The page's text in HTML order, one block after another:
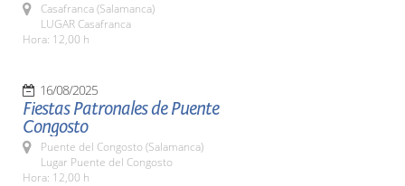
Casafranca (Salamanca)
LUGAR Casafranca
Hora: 12,00 h
16/08/2025
Fiestas Patronales de Puente
Congosto
Puente del Congosto (Salamanca)
Lugar Puente del Congosto
Hora: 12,00 h